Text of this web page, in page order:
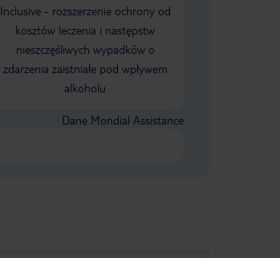
Inclusive - rozszerzenie ochrony od
kosztów leczenia i następstw
nieszczęśliwych wypadków o
zdarzenia zaistniałe pod wpływem
alkoholu
Dane Mondial Assistance